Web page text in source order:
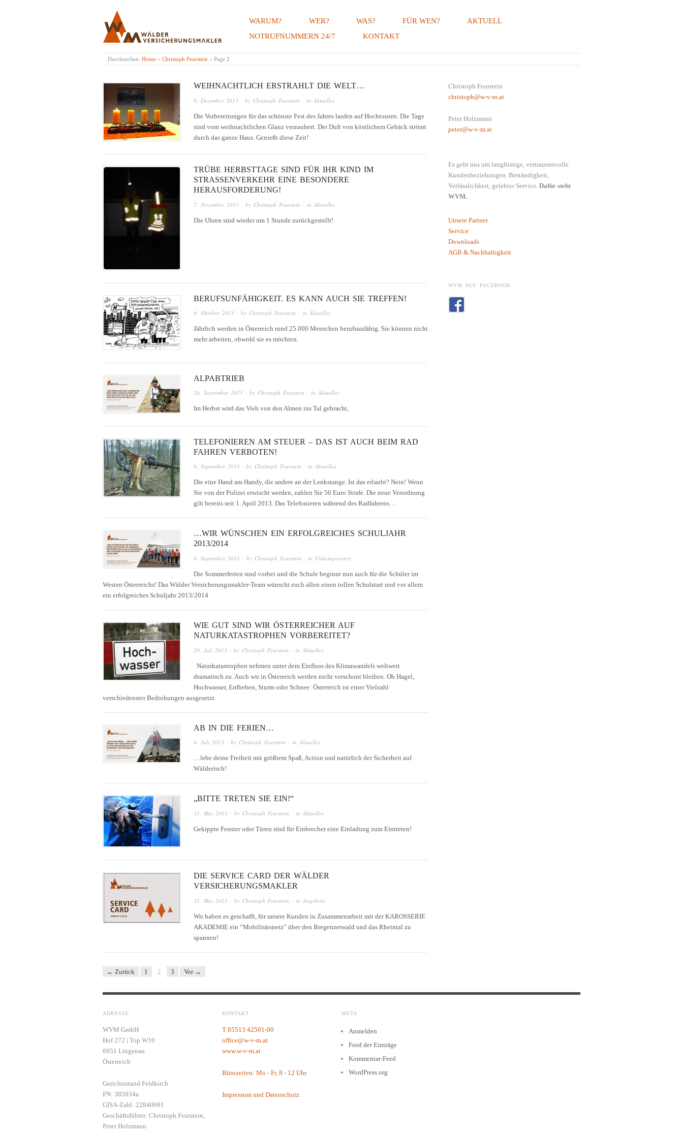
WÄLDER VERSICHERUNGSMAKLER, LINGENAU, BREGENZERWALD
WARUM? WER? WAS? FÜR WEN?
AKTUELL
NOTRUFNUMMERN 24/7
KONTAKT
Durchsuchen: Home » Christoph Feurstein » Page 2
WEIHNACHTLICH ERSTRAHLT DIE WELT…
6. Dezember 2013 · by Christoph Feurstein · in Aktuelles
Die Vorbereitungen für das schönste Fest des Jahres laufen auf Hochtouren. Die Tage
sind vom weihnachtlichen Glanz verzaubert. Der Duft von köstlichem Gebäck strömt
durch das ganze Haus. Genießt diese Zeit!
TRÜBE HERBSTTAGE SIND FÜR IHR KIND IM
STRASSENVERKEHR EINE BESONDERE H
ERAUSFORDERUNG!
7. November 2013 · by Christoph Feurstein · in Aktuelles
Die Uhren sind wieder um 1 Stunde zurückgestellt!
BERUFSUNFÄHIGKEIT. ES KANN AUCH SIE TREFFEN!
8. Oktober 2013 · by Christoph Feurstein · in Aktuelles
Jährlich werden in Österreich rund 25.000 Menschen berufsunfähig. Sie können nicht
mehr arbeiten, obwohl sie es möchten.
ALPABTRIEB
20. September 2013 · by Christoph Feurstein · in Aktuelles
Im Herbst wird das Vieh von den Almen ins Tal gebracht,
TELEFONIEREN AM STEUER – DAS IST AUCH BEIM RAD
FAHREN VERBOTEN!
6. September 2013 · by Christoph Feurstein · in Aktuelles
Die eine Hand am Handy, die andere an der Lenkstange. Ist das erlaubt? Nein! Wenn
Sie von der Polizei erwischt werden, zahlen Sie 50 Euro Strafe. Die neue Verordnung
gilt bereits seit 1. April 2013. Das Telefonieren während des Radfahrens…
…WIR WÜNSCHEN EIN ERFOLGREICHES SCHULJAHR
2013/2014
6. September 2013 · by Christoph Feurstein · in Unkategorisiert
Die Sommerferien sind vorbei und die Schule beginnt nun auch für die Schüler im
Westen Österreichs! Das Wälder Versicherungsmakler-Team wünscht euch allen einen tollen Schulstart und vor allem
ein erfolgreiches Schuljahr 2013/2014
WIE GUT SIND WIR ÖSTERREICHER AUF
NATURKATASTROPHEN VORBEREITET?
29. Juli 2013 · by Christoph Feurstein · in Aktuelles
Naturkatastrophen nehmen unter dem Einfluss des Klimawandels weltweit
dramatisch zu. Auch wir in Österreich werden nicht verschont bleiben. Ob Hagel,
Hochwasser, Erdbeben, Sturm oder Schnee: Österreich ist einer Vielzahl
verschiedenster Bedrohungen ausgesetzt.
AB IN DIE FERIEN…
4. Juli 2013 · by Christoph Feurstein · in Aktuelles
…lebe deine Freiheit mit größtem Spaß, Action und natürlich der Sicherheit auf
Wälderisch!
„BITTE TRETEN SIE EIN!“
31. Mai 2013 · by Christoph Feurstein · in Aktuelles
Gekippte Fenster oder Türen sind für Einbrecher eine Einladung zum Eintreten!
DIE SERVICE CARD DER WÄLDER
VERSICHERUNGSMAKLER
31. Mai 2013 · by Christoph Feurstein · in Angebote
Wir haben es geschafft, für unsere Kunden in Zusammenarbeit mit der KAROSSERIE
AKADEMIE ein “Mobilitätsnetz” über den Bregenzerwald und das Rheintal zu
spannen!
← Zurück 1 2 3 Vor →
Christoph Feurstein
christoph@w-v-m.at
Peter Holzmann
peter@w-v-m.at
Es geht uns um langfristige, vertrauensvolle
Kundenbeziehungen. Beständigkeit,
Verlässlichkeit, gelebter Service. Dafür steht
WVM.
Unsere Partner
Service
Downloads
AGB & Nachhaltigkeit
WVM AUF FACEBOOK
ADRESSE
WVM GmbH
Hof 272 | Top W10
6951 Lingenau
Österreich
Gerichtsstand Feldkirch
FN: 385934a
GISA-Zahl: 22840691
Geschäftsführer: Christoph Feurstein,
Peter Holzmann
KONTAKT
T 05513 42501-00
office@w-v-m.at
www.w-v-m.at
Bürozeiten: Mo - Fr, 8 - 12 Uhr
Impressum und Datenschutz
META
Anmelden
Feed der Einträge
Kommentar-Feed
WordPress.org